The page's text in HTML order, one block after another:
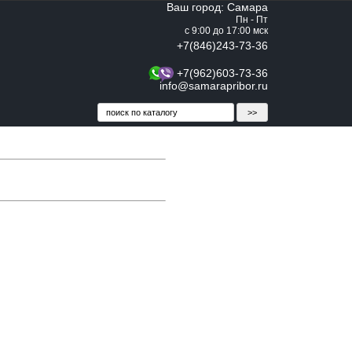
Ваш город: Самара
Пн - Пт
с 9:00 до 17:00 мск
+7(846)243-73-36
+7(962)603-73-36
info@samarapribor.ru